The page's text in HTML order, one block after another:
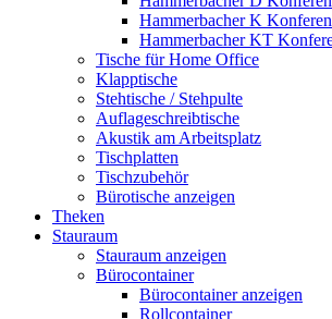
Hammerbacher K
Hammerbacher KT
Tische für Home Office
Klapptische
Stehtische / Stehpulte
Auflageschreibtische
Akustik am Arbeitsplatz
Tischplatten
Tischzubehör
Bürotische anzeigen
Theken
Stauraum
Stauraum anzeigen
Bürocontainer
Bürocontainer anzeigen
Rollcontainer